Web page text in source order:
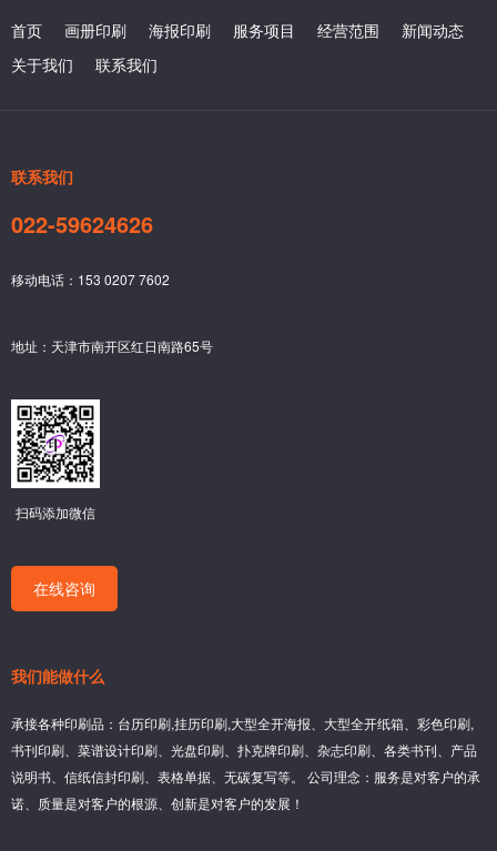
首页 画册印刷 海报印刷 服务项目 经营范围
新闻动态
关于我们
联系我们
联系我们
022-59624626
移动电话：153 0207 7602
地址：天津市南开区红日南路65号
扫码添加微信
在线咨询
我们能做什么
承接各种印刷品：台历印刷,挂历印刷,大型全开海报、大型全开纸箱、彩色印刷,
书刊印刷、菜谱设计印刷、光盘印刷、扑克牌印刷、杂志印刷、各类书刊、产品
说明书、信纸信封印刷、表格单据、无碳复写等。 公司理念：服务是对客户的承
诺、质量是对客户的根源、创新是对客户的发展！